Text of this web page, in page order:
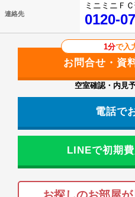
連絡先
ミニミニＦ
0120-
1分で入
空室確認・内見
電話で
LINEで初期